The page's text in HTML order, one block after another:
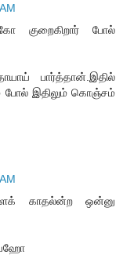
குறைகிறார் போல்
பார்த்தான்.இதில்
போல் இதிலும் கொஞ்சம்
காதல்ன்ற ஒன்னு